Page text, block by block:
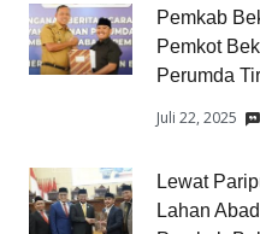
Pemkab
Pemkot
Perumda
Juli 22, 2025
Lewat
Lahan